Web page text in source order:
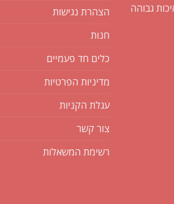
גבוהה
הצהרת נגישות
חנות
כלים חד פעמיים
מדיניות הפרטיות
עגלת הקניות
צור קשר
רשימת המשאלות